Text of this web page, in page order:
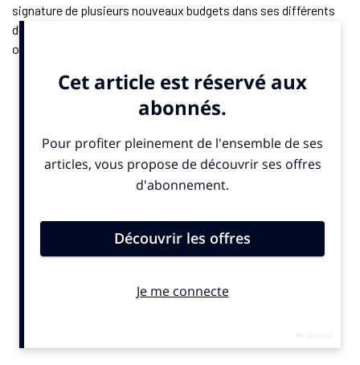
signature de plusieurs nouveaux budgets dans ses différents
domaines d’expertise. Associée au
opérations médias et la stratégie d’influence depuis trois ans,
côtés deThe Ocean Race. Elle déploiera la stratégie et
l’organisation des actions presse pour renforcer la présence de
communiqué publié ce mardi 15 juillet 2025.
L’agence installée à Lyon et Paris accompagne aussi la Ligue
expertises pour engager et élargir l’audience, précise-t-elle. La
structure co-dirigée par David Drahy travaille aussi désormais
sur plusieurs activations ponctuelles visant à valoriser le